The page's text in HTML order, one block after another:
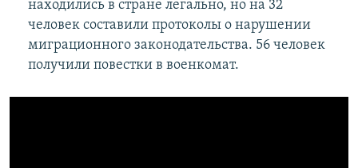
находились в стране легально, но на 32
человек составили протоколы о нарушении
миграционного законодательства. 56 человек
получили повестки в военкомат.